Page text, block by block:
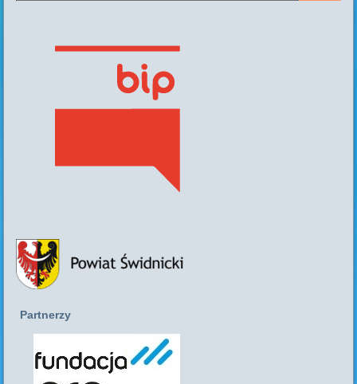
Partnerzy